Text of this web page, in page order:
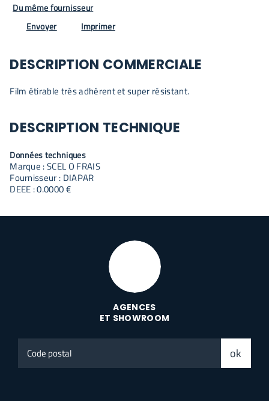
Du même fournisseur
Envoyer
Imprimer
DESCRIPTION COMMERCIALE
Film étirable très adhérent et super résistant.
DESCRIPTION TECHNIQUE
Données techniques
Marque : SCEL O FRAIS
Fournisseur : DIAPAR
DEEE : 0.0000 €
AGENCES
ET SHOWROOM
postal
ok